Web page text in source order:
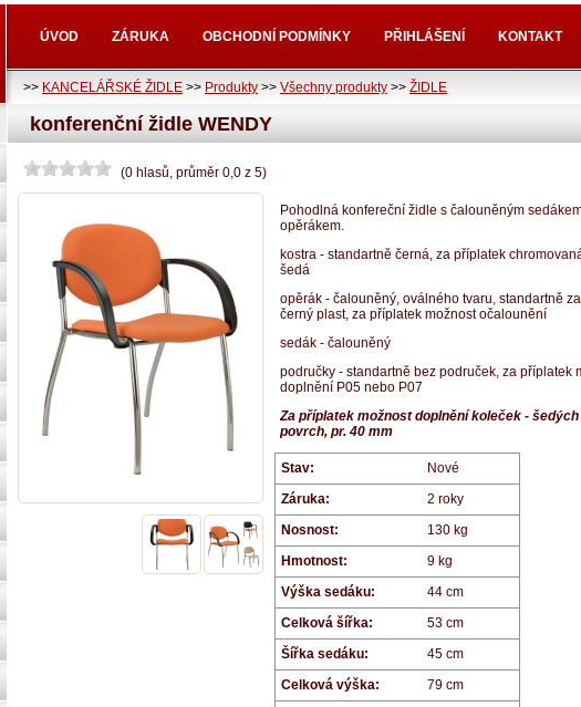
ÚVOD ZÁRUKA OBCHODNÍ PODMÍNKY PŘIHLÁŠENÍ KONTAKT
>> KANCELÁŘSKÉ ŽIDLE >> Produkty >> Všechny produkty >> ŽIDLE
konferenční židle WENDY
(0 hlasů, průměr 0,0 z 5)
Pohodlná konfereční židle s čalouněným
opěrákem.
kostra - standartně černá, za příplatek
šedá
opěrák - čalouněný, oválného tvaru, standartně
černý plast, za příplatek možnost očalounění
sedák - čalouněný
područky - standartně bez područek, za příplatek
doplnění P05 nebo P07
Za příplatek možnost doplnění koleček -
povrch, pr. 40 mm
Stav:
Nové
Záruka:
2 roky
Nosnost:
130 kg
Hmotnost:
9 kg
Výška sedáku:
44 cm
Celková šířka:
53 cm
Šířka sedáku:
45 cm
Celková výška:
79 cm